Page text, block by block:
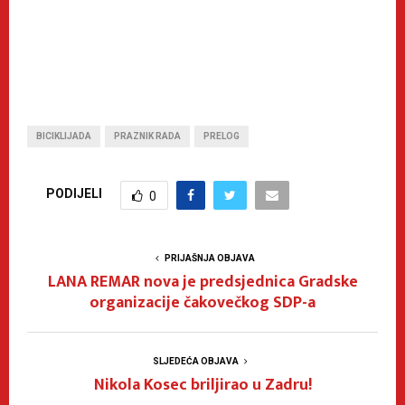
BICIKLIJADA PRAZNIK RADA PRELOG
PODIJELI 0
PRIJAŠNJA OBJAVA
LANA REMAR nova je predsjednica Gradske
organizacije čakovečkog SDP-a
SLJEDEĆA OBJAVA
Nikola Kosec briljirao u Zadru!